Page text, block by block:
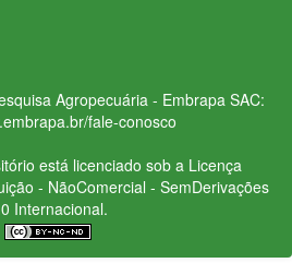
Agropecuária - Embrapa SAC:
fale-conosco
está licenciado sob a Licença
- NãoComercial - SemDerivações
Internacional.